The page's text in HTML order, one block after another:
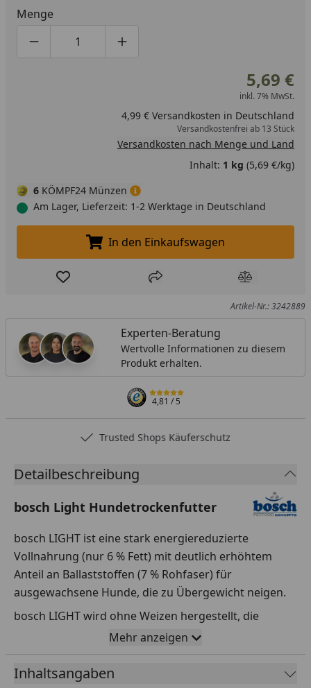
Menge
Produktmenge um eins verringern
Produktmenge manuell eingeben
Produktmenge um eins erhöhen
5,69 €
inkl. 7% MwSt.
4,99 € Versandkosten in Deutschland
Versandkostenfrei ab 13 Stück
Versandkosten nach Menge und Land
Inhalt: 1 kg (5,69 €/kg)
6 KÖMPF24 Münzen
Am Lager, Lieferzeit: 1-2 Werktage in Deutschland
In den Einkaufswagen legen
In den Einkaufswagen
Produkt zur Wunschliste hinzufügen
Teilen Produkt
Artikel-Nr.: 3242889
Experten-Beratung
Wertvolle Informationen zu diesem
Produkt erhalten.
4,81/ 5
Trusted Shops Käuferschutz
Detailbeschreibung
bosch Light Hundetrockenfutter
bosch LIGHT ist eine stark energiereduzierte
Vollnahrung (nur 6 % Fett) mit deutlich erhöhtem
Anteil an Ballaststoffen (7 % Rohfaser) für
ausgewachsene Hunde, die zu Übergewicht neigen.
bosch LIGHT wird ohne Weizen hergestellt, die
Mineralstoff-, Spurenelement- und Vitamingehalte
sind so gewählt, dass eine Unterversorgung des
ausgewachsenen Hundes ausgeschlossen ist. Durch
Mehr anzeigen
Inhaltsangaben